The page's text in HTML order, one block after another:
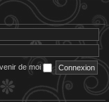
de moi